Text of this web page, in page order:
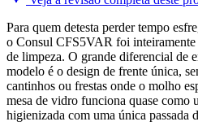
Para quem detesta perder tempo
o Consul CFS5VAR foi
de limpeza. O grande diferencial de
modelo é o design de frente única,
cantinhos ou frestas onde o molho
mesa de vidro funciona quase como
higienizada com uma única passada